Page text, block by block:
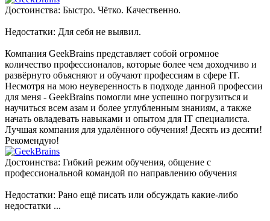
Достоинства: Быстро. Чётко. Качественно.
Недостатки: Для себя не выявил.
Компания GeekBrains представляет собой огромное
количество профессионалов, которые более чем доходчиво и
развёрнуто объясняют и обучают профессиям в сфере IT.
Несмотря на мою неуверенность в подходе данной профессии
для меня - GeekBrains помогли мне успешно погрузиться и
научиться всем азам и более углубленным знаниям, а также
начать овладевать навыками и опытом для IT специалиста.
Лучшая компания для удалённого обучения! Десять из десяти!
Рекомендую!
Достоинства: Гибкий режим обучения, общение с
профессиональной командой по направлению обучения
Недостатки: Рано ещё писать или обсуждать какие-либо
недостатки ...